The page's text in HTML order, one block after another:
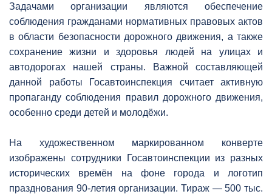
Задачами организации являются обеспечение
соблюдения гражданами нормативных правовых актов
в области безопасности дорожного движения, а также
сохранение жизни и здоровья людей на улицах и
автодорогах нашей страны. Важной составляющей
данной работы Госавтоинспекция считает активную
пропаганду соблюдения правил дорожного движения,
особенно среди детей и молодёжи.
На художественном маркированном конверте
изображены сотрудники Госавтоинспекции из разных
исторических времён на фоне города и логотип
празднования 90-летия организации. Тираж — 500 тыс.